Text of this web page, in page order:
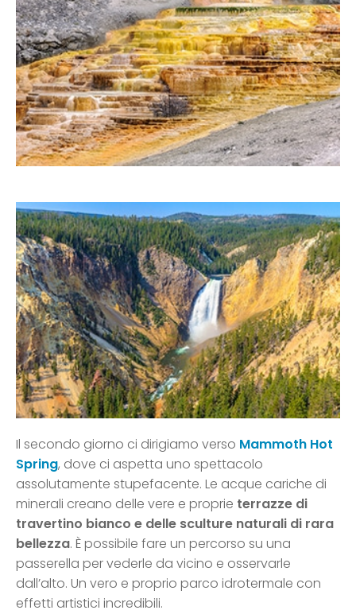
Il secondo giorno ci dirigiamo verso Mammoth Hot
Spring, dove ci aspetta uno spettacolo
assolutamente stupefacente. Le acque cariche di
minerali creano delle vere e proprie terrazze di
travertino bianco e delle sculture naturali di rara
bellezza. È possibile fare un percorso su una
passerella per vederle da vicino e osservarle
dall’alto. Un vero e proprio parco idrotermale con
effetti artistici incredibili.